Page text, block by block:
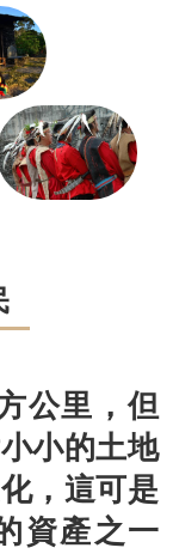
公里，但
小的土地
，這可是
資產之一